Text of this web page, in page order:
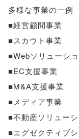
多様な事業の一例
■経営顧問事業
■スカウト事業
■Webソリューシ
■EC支援事業
■M&A支援事業
■メディア事業
■不動産ソリュー
■エグゼクティブ